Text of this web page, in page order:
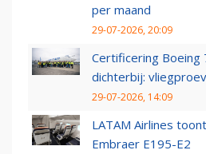
per maand
29-07-2026, 20:09
Certificering Boeing
dichterbij:
29-07-2026, 14:09
LATAM Airlines
Embraer E195-E2